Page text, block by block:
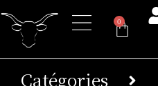
0
Catégories